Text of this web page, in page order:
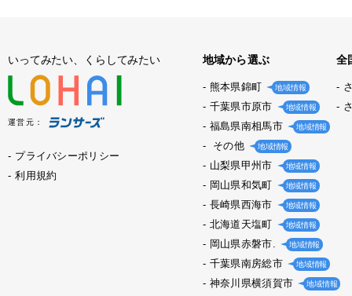
いってみたい、くらしてみたい
運営元：
プライバシーポリシー
利用規約
地域から選ぶ
熊本県錦町 地域情報
千葉県市原市 地域情報
福島県南相馬市 地域情報
その他 地域情報
山梨県甲州市 地域情報
岡山県和気町 地域情報
長崎県西海市 地域情報
北海道天塩町 地域情報
岡山県赤磐市. 地域情報
千葉県南房総市 地域情報
神奈川県横須賀市 地域情報
全